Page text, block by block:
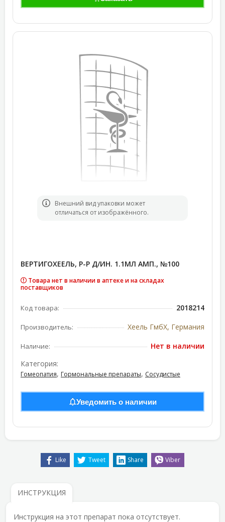
Bнешний вид упаковки может
отличаться от изображённого.
ВЕРТИГОХЕЕЛЬ, Р-Р Д/ИН. 1.1МЛ АМП., №100
Товара нет в наличии в аптеке и на складах
поставщиков
Код товара: 2018214
Производитель: Хеель ГмбХ, Германия
Наличие:
Нет в наличии
Категория:
Гомеопатия, Гормональные препараты, Сосудистые
Уведомить о наличии
Like Tweet Share Viber
ИНСТРУКЦИЯ
Инструкция на этот препарат пока отсутствует.